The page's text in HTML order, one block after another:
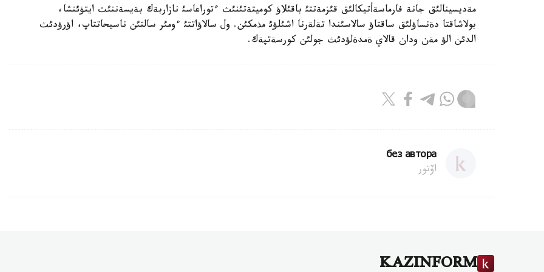
مةديسينالئق جانة فارماسةأتيكالئق قئزمةتتئ باقئلاؤ كوميتةتئنئث ءتوراعاسئ نازاربةك بةيسةننئث ايتؤئنشا،
بولاشاقتا دةنساؤلئق ساقتاؤ سالاسئندا تةلةرنا اشئلؤئ مذمكئن. ول سالاؤاتتئ ءومئر سالتئن ناسيحاتتاپ، اؤرؤدئث
الدئن الؤ مةن ودان قالاي ةمدةلؤدئث جولئن كورسةتپةك.
без автора
اۆتور
KAZINFORM